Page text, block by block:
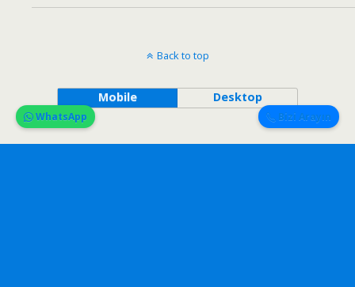
Back to top
Mobile Desktop
Bizi Arayın
WhatsApp